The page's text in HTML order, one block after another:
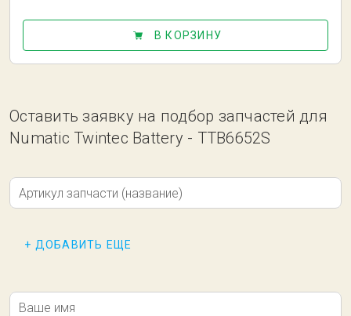
В КОРЗИНУ
Оставить заявку на подбор запчастей для
Numatic Twintec Battery - TTB6652S
Артикул запчасти (название)
+ ДОБАВИТЬ ЕЩЕ
Ваше имя